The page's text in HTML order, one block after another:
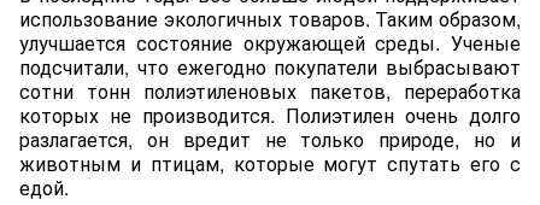
использование экологичных товаров. Таким образом,
улучшается состояние окружающей среды. Ученые
подсчитали, что ежегодно покупатели выбрасывают
сотни тонн полиэтиленовых пакетов, переработка
которых не производится. Полиэтилен очень долго
разлагается, он вредит не только природе, но и
животным и птицам, которые могут спутать его с
едой.